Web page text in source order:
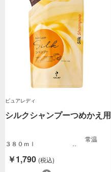
ピュアレディ
シルクシャンプーつめかえ用
３８０ｍｌ 常温
￥1,790 (税込)